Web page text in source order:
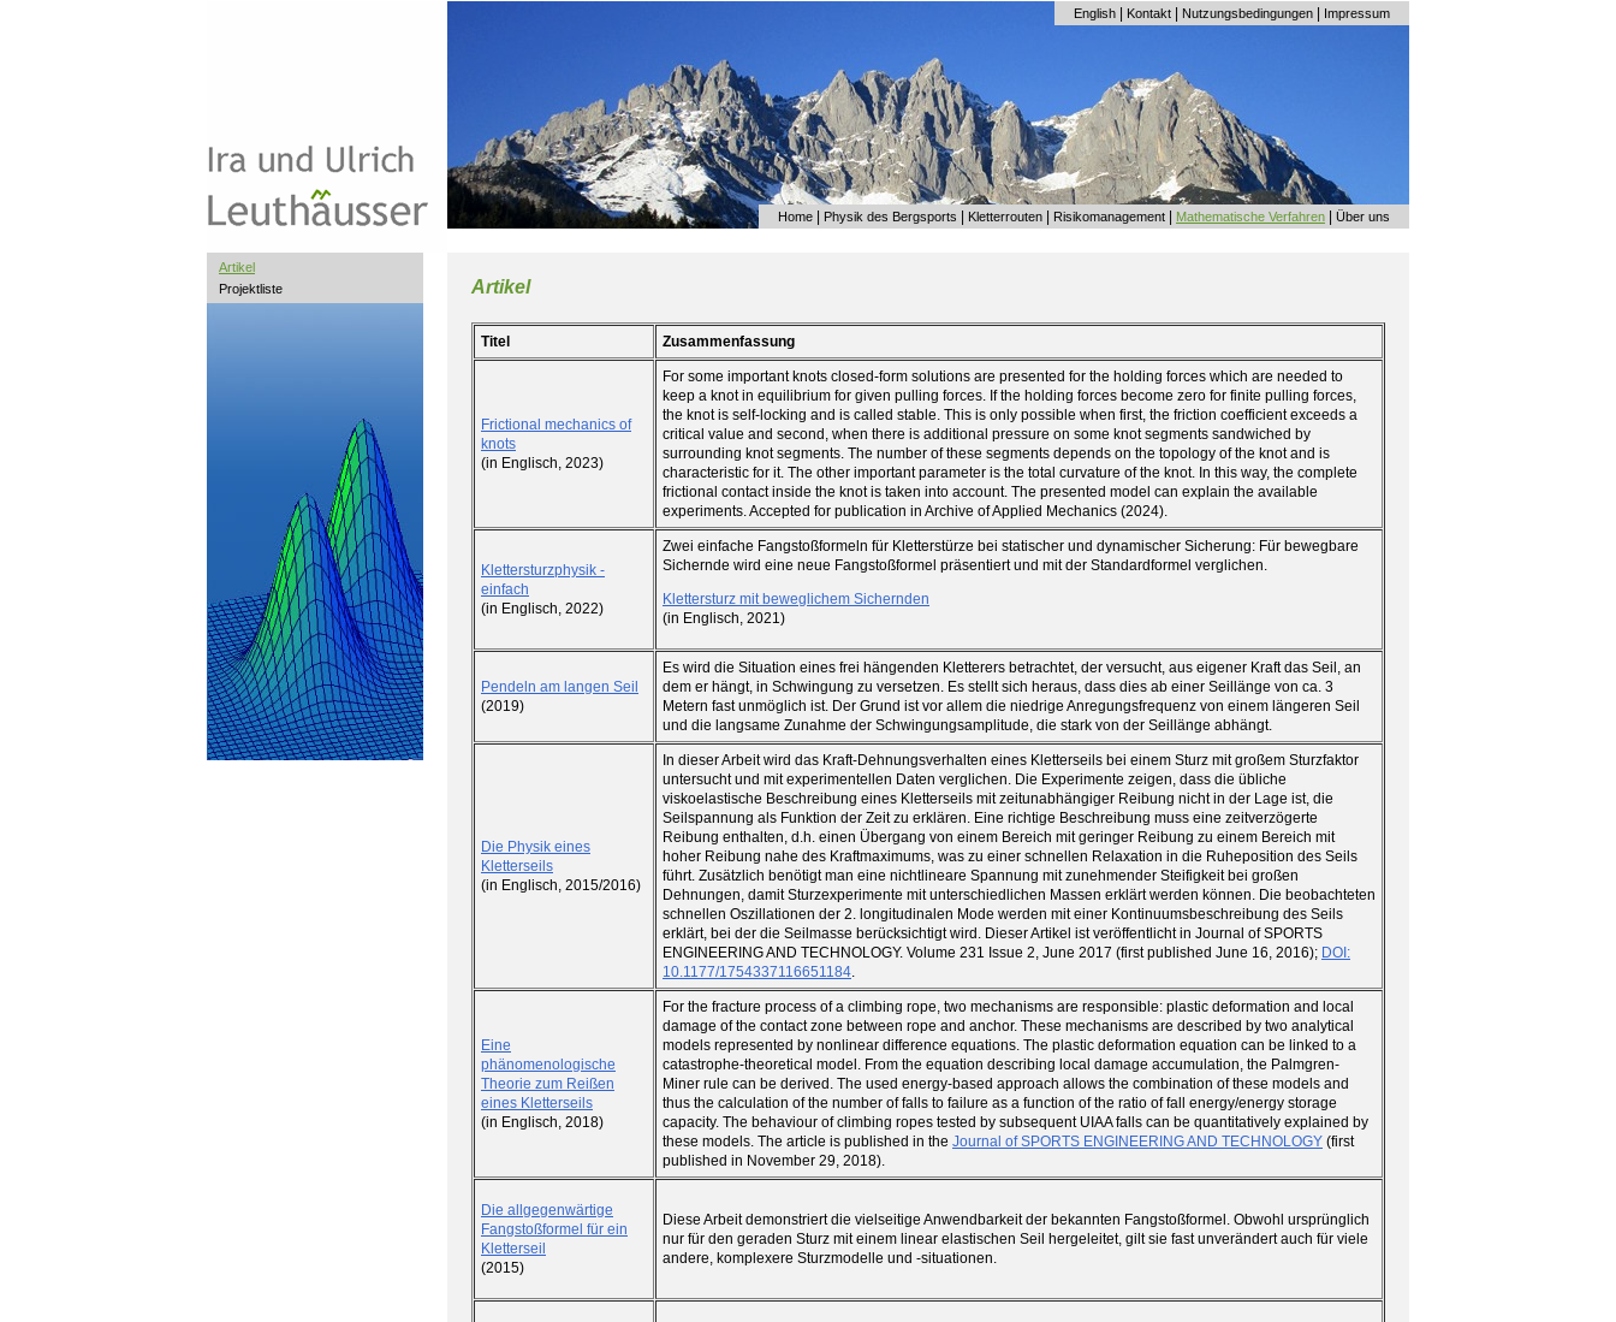
English Kontakt Nutzungsbedingungen Impressum
Home Physik des Bergsports Kletterrouten Risikomanagement Mathematische Verfahren Über uns
Artikel
Projektliste
Artikel
Titel Zusammenfassung
Frictional mechanics of
knots
(in Englisch, 2023)
For some important knots closed-form solutions are presented for the holding forces which are needed to
keep a knot in equilibrium for given pulling forces. If the holding forces become zero for finite pulling forces,
the knot is self-locking and is called stable. This is only possible when first, the friction coefficient exceeds a
critical value and second, when there is additional pressure on some knot segments sandwiched by
surrounding knot segments. The number of these segments depends on the topology of the knot and is
characteristic for it. The other important parameter is the total curvature of the knot. In this way, the complete
frictional contact inside the knot is taken into account. The presented model can explain the available
experiments. Accepted for publication in Archive of Applied Mechanics (2024).
Klettersturzphysik -
einfach
(in Englisch, 2022)
Zwei einfache Fangstoßformeln für Kletterstürze bei statischer und dynamischer Sicherung: Für bewegbare
Sichernde wird eine neue Fangstoßformel präsentiert und mit der Standardformel verglichen.
Klettersturz mit beweglichem Sichernden
(in Englisch, 2021)
Pendeln am langen Seil
(2019)
Es wird die Situation eines frei hängenden Kletterers betrachtet, der versucht, aus eigener Kraft das Seil, an
dem er hängt, in Schwingung zu versetzen. Es stellt sich heraus, dass dies ab einer Seillänge von ca. 3
Metern fast unmöglich ist. Der Grund ist vor allem die niedrige Anregungsfrequenz von einem längeren Seil
und die langsame Zunahme der Schwingungsamplitude, die stark von der Seillänge abhängt.
Die Physik eines
Kletterseils
(in Englisch, 2015/2016)
In dieser Arbeit wird das Kraft-Dehnungsverhalten eines Kletterseils bei einem Sturz mit großem Sturzfaktor
untersucht und mit experimentellen Daten verglichen. Die Experimente zeigen, dass die übliche
viskoelastische Beschreibung eines Kletterseils mit zeitunabhängiger Reibung nicht in der Lage ist, die
Seilspannung als Funktion der Zeit zu erklären. Eine richtige Beschreibung muss eine zeitverzögerte
Reibung enthalten, d.h. einen Übergang von einem Bereich mit geringer Reibung zu einem Bereich mit
hoher Reibung nahe des Kraftmaximums, was zu einer schnellen Relaxation in die Ruheposition des Seils
führt. Zusätzlich benötigt man eine nichtlineare Spannung mit zunehmender Steifigkeit bei großen
Dehnungen, damit Sturzexperimente mit unterschiedlichen Massen erklärt werden können. Die beobachteten
schnellen Oszillationen der 2. longitudinalen Mode werden mit einer Kontinuumsbeschreibung des Seils
erklärt, bei der die Seilmasse berücksichtigt wird. Dieser Artikel ist veröffentlicht in Journal of SPORTS
ENGINEERING AND TECHNOLOGY. Volume 231 Issue 2, June 2017 (first published June 16, 2016); DOI:
10.1177/1754337116651184.
Eine
phänomenologische
Theorie zum Reißen
eines Kletterseils
(in Englisch, 2018)
For the fracture process of a climbing rope, two mechanisms are responsible: plastic deformation and local
damage of the contact zone between rope and anchor. These mechanisms are described by two analytical
models represented by nonlinear difference equations. The plastic deformation equation can be linked to a
catastrophe-theoretical model. From the equation describing local damage accumulation, the Palmgren-
Miner rule can be derived. The used energy-based approach allows the combination of these models and
thus the calculation of the number of falls to failure as a function of the ratio of fall energy/energy storage
capacity. The behaviour of climbing ropes tested by subsequent UIAA falls can be quantitatively explained by
these models. The article is published in the Journal of SPORTS ENGINEERING AND TECHNOLOGY (first
published in November 29, 2018).
Die allgegenwärtige
Fangstoßformel für ein
Kletterseil
(2015)
Diese Arbeit demonstriert die vielseitige Anwendbarkeit der bekannten Fangstoßformel. Obwohl ursprünglich
nur für den geraden Sturz mit einem linear elastischen Seil hergeleitet, gilt sie fast unverändert auch für viele
andere, komplexere Sturzmodelle und -situationen.